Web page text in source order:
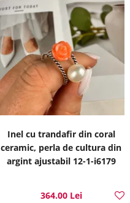
Inel cu trandafir din coral
ceramic, perla de cultura din
argint ajustabil 12-1-i6179
364.00 Lei